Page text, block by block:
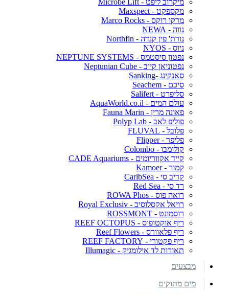
מקספקט - Maxspect
מרקו רוקס - Marco Rocks
נווה - NEWA
נורת' פין קנדה - Northfin
ניוס - NYOS
נפטון סיסטמס - NEPTUNE SYSTEMS
נפטוניאן קיוב - Neptunian Cube
סאנקינג -Sanking
סיכם - Seachem
סליפרט - Salifert
עולם המים - AquaWorld.co.il
פאונה מרין - Fauna Marin
פוליפ לאב - Polyp Lab
פלובל - FLUVAL
פליפר - Flipper
קולומבו - Colombo
קייד אקווריומים - CADE Aquariums
קמור - Kamoer
קריב סי - CaribSea
רד סי - Red Sea
רואה פוס - ROWA Phos
רויאל אקסלוסיב - Royal Exclusiv
רוסמונט - ROSSMONT
ריף אוקטופוס - REEF OCTOPUS
ריף פלאוורס - Reef Flowers
ריף פקטורי - REEF FACTORY
תאורות לד אילומגיק - Illumagic
מבצעים
מים מתוקים